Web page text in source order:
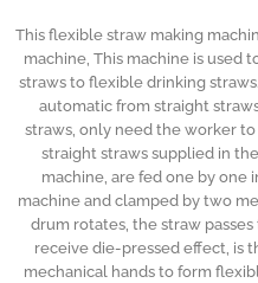
This flexible straw making
machine, This machine is used
straws to flexible drinking
automatic from straight
straws, only need the worker
straight straws supplied in
machine, are fed one by one
machine and clamped by two
drum rotates, the straw
receive die-pressed effect, is
mechanical hands to form